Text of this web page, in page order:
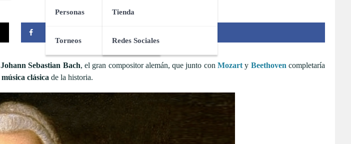
Personas
Torneos
Tienda
Redes Sociales
Johann Sebastian Bach, el gran compositor alemán, que junto conMozart y Beethoven completaría
música clásica de la historia.